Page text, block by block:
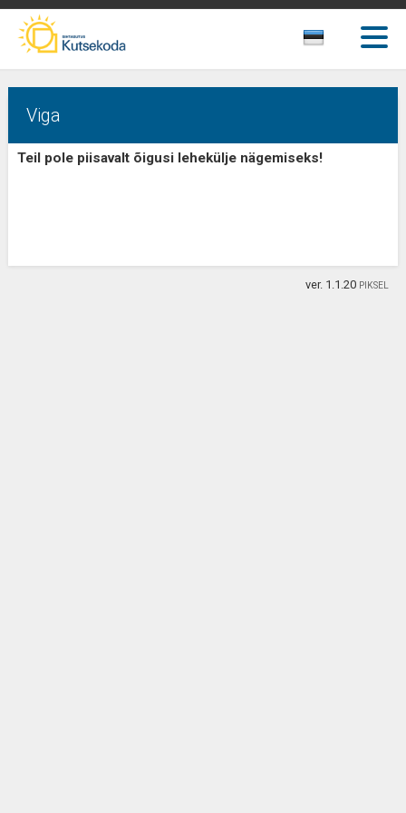
Viga
Teil pole piisavalt õigusi lehekülje nägemiseks!
ver. 1.1.20 PIKSEL